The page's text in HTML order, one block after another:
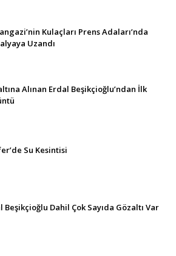
Kulaçları Prens Adaları’nda
Uzandı
Alınan Erdal Beşikçioğlu’ndan İlk
Su Kesintisi
Beşikçioğlu Dahil Çok Sayıda Gözaltı Var